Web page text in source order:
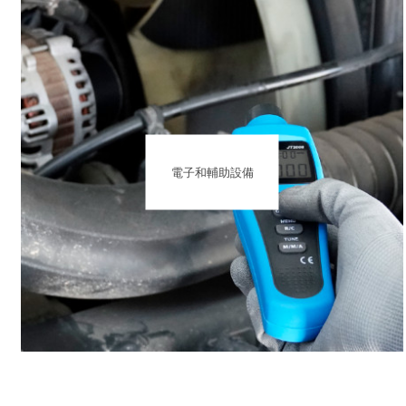
電子和輔助設備